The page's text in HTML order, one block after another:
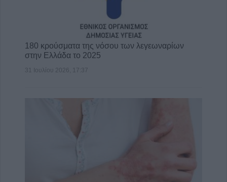
180 κρούσματα της νόσου των λεγεωναρίων
στην Ελλάδα το 2025
31 Ιουλίου 2026, 17:37